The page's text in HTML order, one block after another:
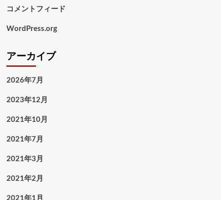
コメントフィード
WordPress.org
アーカイブ
2026年7月
2023年12月
2021年10月
2021年7月
2021年3月
2021年2月
2021年1月